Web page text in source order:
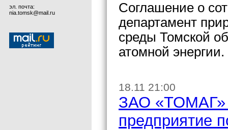
эл. почта:
nia.tomsk@mail.ru
Соглашение о
департамент
среды Томской
атомной энергии.
18.11 21:00
ЗАО «ТОМАГ»
предприятие